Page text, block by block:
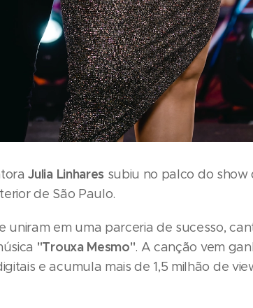
Julia Linhares subiu no palco do show
de São Paulo.
uniram em uma parceria de sucesso,
"Trouxa Mesmo". A canção vem
e acumula mais de 1,5 milhão de